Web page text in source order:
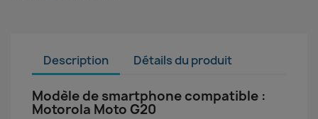
Description Détails du produit
Modèle de smartphone compatible :
Motorola Moto G20